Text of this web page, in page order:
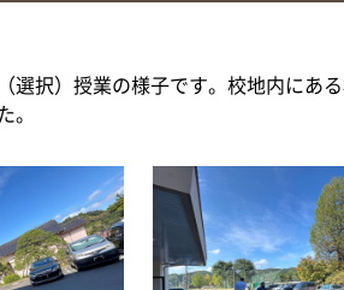
選択）授業の様子です。校地内にあ